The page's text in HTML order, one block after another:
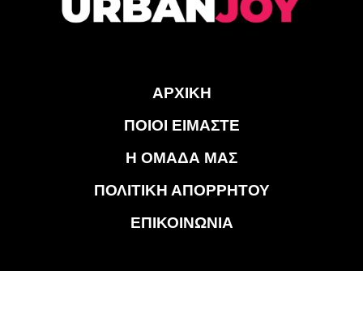
ΑΡΧΙΚΗ
ΠΟΙΟΙ ΕΙΜΑΣΤΕ
Η ΟΜΑΔΑ ΜΑΣ
ΠΟΛΙΤΙΚΗ ΑΠΟΡΡΗΤΟΥ
ΕΠΙΚΟΙΝΩΝΙΑ